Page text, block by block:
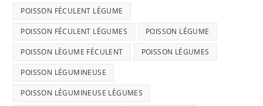
POISSON FÉCULENT LÉGUME
POISSON FÉCULENT LÉGUMES POISSON LÉGUME
POISSON LÉGUME FÉCULENT POISSON LÉGUMES
POISSON LÉGUMINEUSE
POISSON LÉGUMINEUSE LÉGUMES